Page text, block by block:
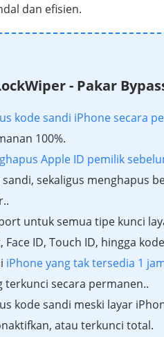
dan efisien.
- Pakar
kode sandi iPhone secara
100%.
Apple ID pemilik
sandi, sekaligus menghapus
untuk semua tipe kunci
Face ID, Touch ID, hingga
iPhone yang tak tersedia 1
terkunci secara permanen..
kode sandi meski layar
atau terkunci total.